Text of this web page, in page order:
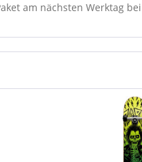
am nächsten Werktag